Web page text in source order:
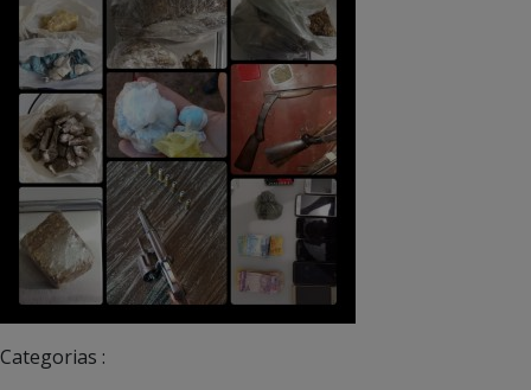
Categorias :